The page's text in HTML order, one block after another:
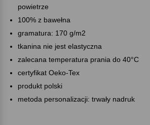
powietrze
100% z bawełna
gramatura: 170 g/m2
tkanina nie jest elastyczna
zalecana temperatura prania do 40°C
certyfikat Oeko-Tex
produkt polski
metoda personalizacji: trwały nadruk